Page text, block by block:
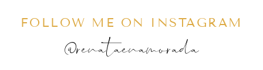
FOLLOW ME ON INSTAGRAM
@renataenamorada